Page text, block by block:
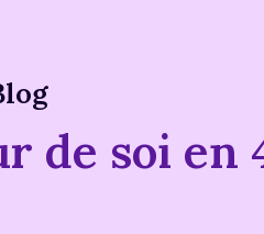
de soi en